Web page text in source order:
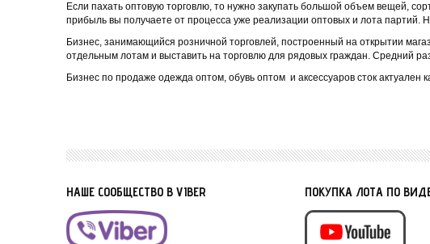
Если пахать оптовую торговлю, то нужно закупать большой объем вещей,
прибыль вы получаете от процесса уже реализации оптовых и лота партий.
Бизнес, занимающийся розничной торговлей, построенный на открытии
отдельным лотам и выставить на торговлю для рядовых граждан. Средний
Бизнес по продаже одежда оптом, обувь оптом и аксессуаров сток
НАШЕ СООБЩЕСТВО В VIBER ПОКУПКА ЛОТА ПО